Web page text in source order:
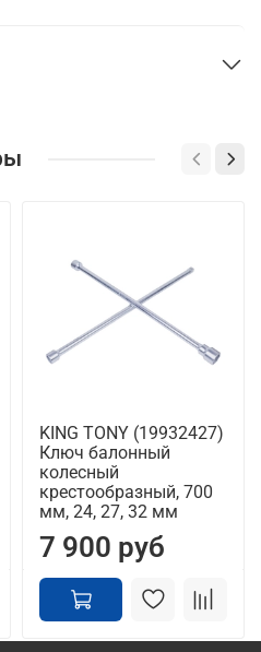
KING TONY (19932427)
Ключ балонный
колесный
крестообразный, 700
мм, 24, 27, 32 мм
7 900 руб